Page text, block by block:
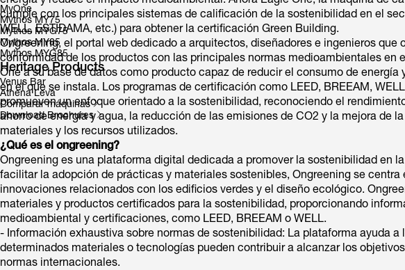
MyOne
Mythos MY75
Mythos MYG75
Mythos MY85
Mythos MYG85
Heritage Products
Venus Bar
Athena Leva
Comparar máquinas
Download Brochures
cumple con los principales sistemas de calificación de la sostenibilidad en el
WELL, ESTIDAMA, etc.) para obtener la certificación Green Building.
Ongreening, el portal web dedicado a arquitectos, diseñadores e ingenieros
conformidad de los productos con las principales normas medioambientales en
One a su base de datos como producto capaz de reducir el consumo de
en el que se instala. Los programas de certificación como LEED, BREEAM,
promueven un enfoque orientado a la sostenibilidad, reconociendo el
ahorro de energía y agua, la reducción de las emisiones de CO2 y la mejora de
materiales y los recursos utilizados.
¿Qué es el ongreening?
Ongreening es una plataforma digital dedicada a promover la sostenibilidad en
facilitar la adopción de prácticas y materiales sostenibles, Ongreening se
innovaciones relacionados con los edificios verdes y el diseño ecológico.
materiales y productos certificados para la sostenibilidad, proporcionando
medioambiental y certificaciones, como LEED, BREEAM o WELL.
- Información exhaustiva sobre normas de sostenibilidad: La plataforma ayuda
determinados materiales o tecnologías pueden contribuir a alcanzar los
normas internacionales.